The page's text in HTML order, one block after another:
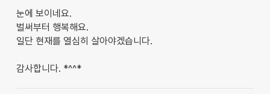
눈에 보이네요.
벌써부터 행복해요.
일단 현재를 열심히 살아야겠습니다.
감사합니다. *^^*